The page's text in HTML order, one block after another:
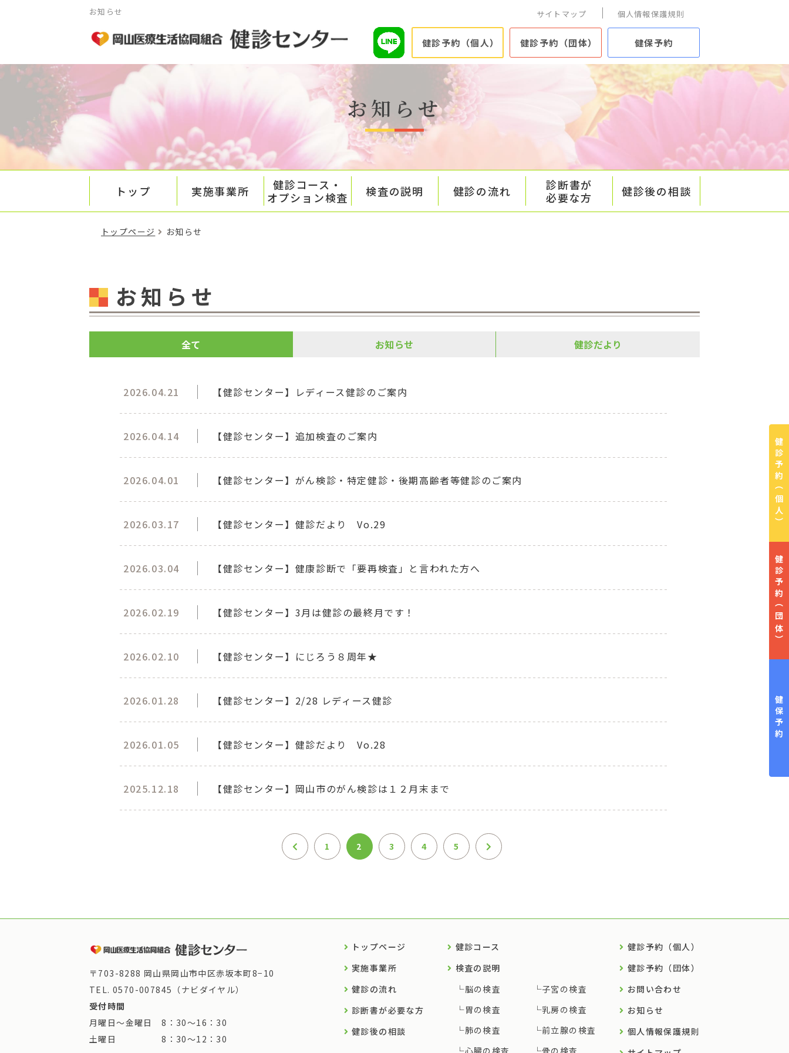
お知らせ サイトマップ 個人情報保護規則
健診予約（個人） 健診予約（団体） 健保予約
お知らせ
健診予約
（個人）
健診予約
（団体）
健保予約
トップ 実施事業所
健診コース・
オプション検査
検査の説明 健診の流れ
診断書が
必要な方
健診後の相談
トップページ お知らせ
お知らせ
全て お知らせ 健診だより
2026.04.21 【健診センター】レディース健診のご案内
2026.04.14 【健診センター】追加検査のご案内
2026.04.01 【健診センター】がん検診・特定健診・後期高齢者等健診のご案内
2026.03.17 【健診センター】健診だより Vo.29
2026.03.04 【健診センター】健康診断で「要再検査」と言われた方へ
2026.02.19 【健診センター】3月は健診の最終月です！
2026.02.10 【健診センター】にじろう８周年★
2026.01.28 【健診センター】2/28 レディース健診
2026.01.05 【健診センター】健診だより Vo.28
2025.12.18 【健診センター】岡山市のがん検診は１２月末まで
1 2 3 4 5
〒703-8288 岡山県岡山市中区赤坂本町8−10
TEL. 0570-007845（ナビダイヤル）
受付時間
月曜日～金曜日 8：30～16：30
土曜日 8：30～12：30
トップページ
実施事業所
健診の流れ
診断書が必要な方
健診後の相談
健診コース
検査の説明
脳の検査
胃の検査
肺の検査
心臓の検査
子宮の検査
乳房の検査
前立腺の検査
骨の検査
健診予約（個人）
健診予約（団体）
お問い合わせ
お知らせ
個人情報保護規則